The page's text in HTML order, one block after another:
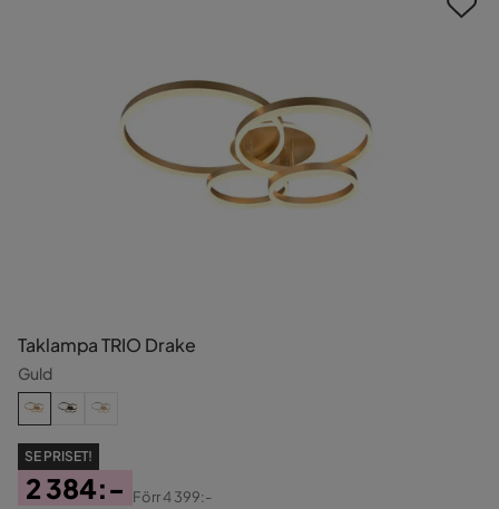
Taklampa TRIO Drake
Guld
SE PRISET!
2 384:-
Förr4 399:-